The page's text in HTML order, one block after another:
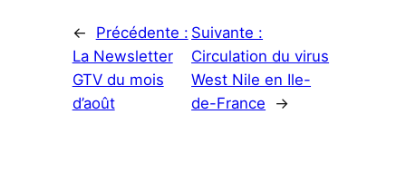
←
Précédente :
La Newsletter
GTV du mois
d’août
Suivante :
Circulation du virus
West Nile en Ile-
de-France
→